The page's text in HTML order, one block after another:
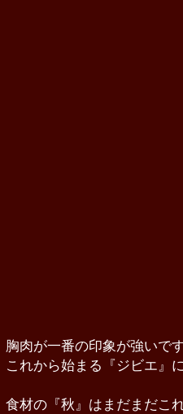
胸肉が一番の印象が強いで
これから始まる『ジビエ』
食材の『秋』はまだまだこ